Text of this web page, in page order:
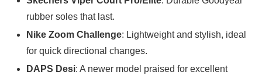
rubber soles that last.
Nike Zoom Challenge: Lightweight and stylish, ideal
for quick directional changes.
DAPS Desi: A newer model praised for excellent